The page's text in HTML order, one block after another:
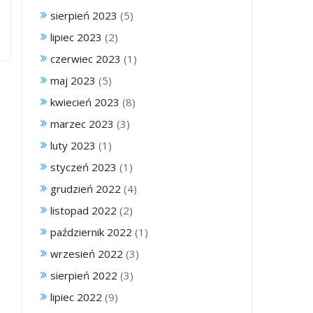
sierpień 2023 (5)
lipiec 2023 (2)
czerwiec 2023 (1)
maj 2023 (5)
kwiecień 2023 (8)
marzec 2023 (3)
luty 2023 (1)
styczeń 2023 (1)
grudzień 2022 (4)
listopad 2022 (2)
październik 2022 (1)
wrzesień 2022 (3)
sierpień 2022 (3)
lipiec 2022 (9)